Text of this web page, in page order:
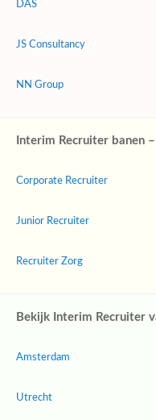
DAS
JS Consultancy
NN Group
Interim Recruiter banen
Corporate Recruiter
Junior Recruiter
Recruiter Zorg
Bekijk Interim Recruiter
Amsterdam
Utrecht